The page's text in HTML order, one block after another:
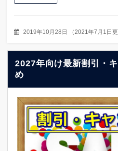
2019年10月28日 （ 2021年7月1日
2027年向け最新割引・
め